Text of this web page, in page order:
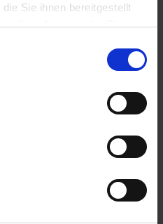
Sie ihnen bereitgestellt
Ihrer Nutzung der Dienste
weiterhin nutzen.
1985 17,5° Eingriffswinkel,
und diskutieren...
mehr